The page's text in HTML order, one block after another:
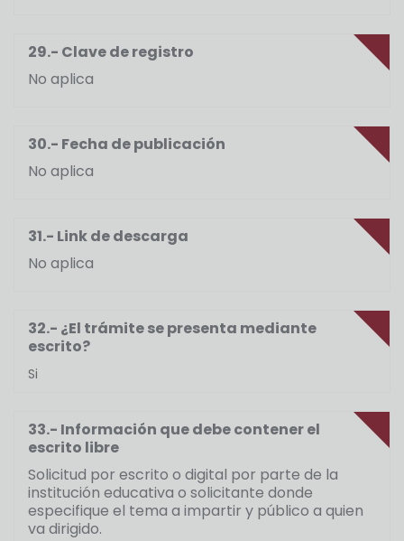
29.- Clave de registro
No aplica
30.- Fecha de publicación
No aplica
31.- Link de descarga
No aplica
32.- ¿El trámite se presenta mediante
escrito?
Si
33.- Información que debe contener el
escrito libre
Solicitud por escrito o digital por parte de la
institución educativa o solicitante donde
especifique el tema a impartir y público a quien
va dirigido.